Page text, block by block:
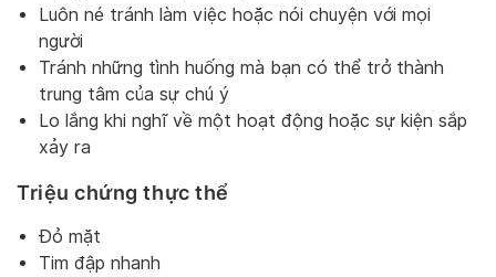
Luôn né tránh làm việc hoặc nói chuyện với mọi
người
Tránh những tình huống mà bạn có thể trở thành
trung tâm của sự chú ý
Lo lắng khi nghĩ về một hoạt động hoặc sự kiện sắp
xảy ra
Triệu chứng thực thể
Đỏ mặt
Tim đập nhanh